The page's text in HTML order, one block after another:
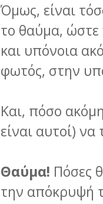
Όμως, είναι
το θαύμα,
και υπόνοια
φωτός, στην
Και, πόσο
είναι αυτοί)
Θαύμα! Πόσες
την απόκρυψή